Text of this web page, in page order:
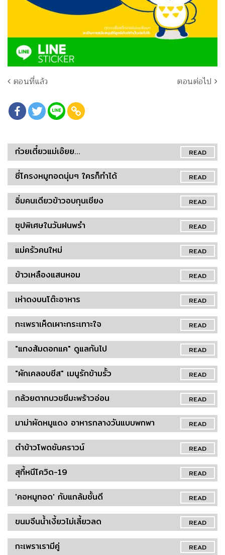
ตอนที่แล้ว ตอนต่อไป
READ
ก๋วยเตี๋ยวแม่เอ๊ยย...
READ
ซี่โครงหมูทอดนุ่มๆ ใครก็ทำได้
READ
อิ่มคนเดียวข้าวอบกุนเชียง
READ
ซุปพิเศษในวันฝนพรำ
READ
แม่ครัวคนใหม่
READ
ข้าวเหลืองแสนหอม
READ
เห่าดงบนโต๊ะอาหาร
READ
กะเพราเห็ดเผาะกระเทาะใจ
READ
"แกงส้มดอกแค" ดูแลกันไป
READ
"ผักเคลอบชีส" เมนูรักข้ามรั้ว
READ
กล้วยตากบวชชีมะพร้าวอ่อน
READ
มาม่าผัดหมูแดง อาหารกลางวันแบบพกพา
READ
ตำข้าวโพดซันคราวน์
READ
สุกี้หนีโควิด-19
READ
'คอหมูทอด' กับแกล้มชั้นดี
READ
ขนมจีนน้ำเงี้ยวไม่เลี้ยวลด
READ
กะเพราเรามีคู่